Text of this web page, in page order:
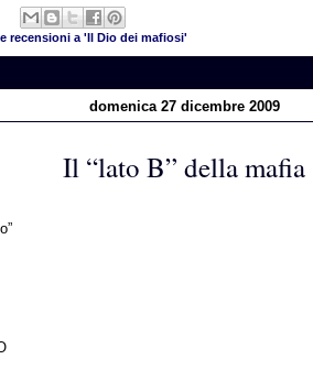
recensioni a 'Il Dio dei mafiosi'
domenica 27 dicembre 2009
Il “lato B” della mafia